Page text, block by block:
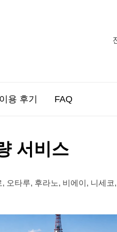
이용 후기 FAQ
서비스
오타루, 후라노, 비에이, 니세코,